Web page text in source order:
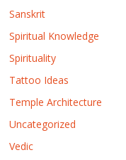
Sanskrit
Spiritual Knowledge
Spirituality
Tattoo Ideas
Temple Architecture
Uncategorized
Vedic